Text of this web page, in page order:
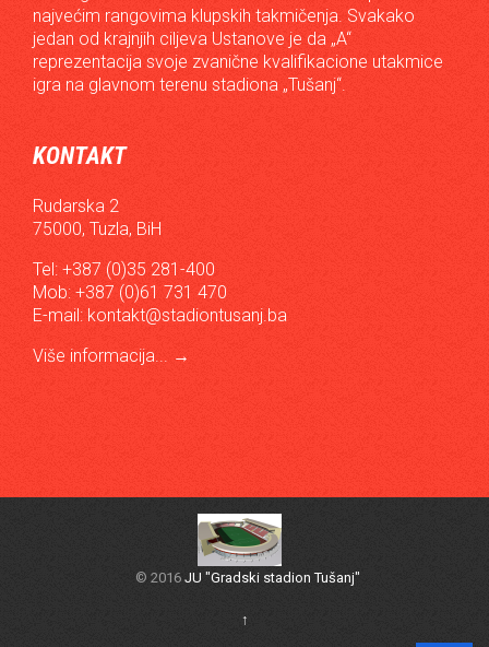
najvećim rangovima klupskih takmičenja. Svakako
jedan od krajnjih ciljeva Ustanove je da „A“
reprezentacija svoje zvanične kvalifikacione utakmice
igra na glavnom terenu stadiona „Tušanj“.
KONTAKT
Rudarska 2
75000, Tuzla, BiH
Tel: +387 (0)35 281-400
Mob: +387 (0)61 731 470
E-mail: kontakt@stadiontusanj.ba
Više informacija... →
© 2016 JU "Gradski stadion Tušanj"
↑